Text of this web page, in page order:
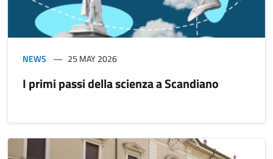
NEWS 25 MAY 2026
I primi passi della scienza a Scandiano